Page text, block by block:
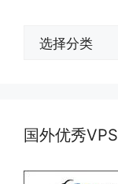
国外优秀VPS